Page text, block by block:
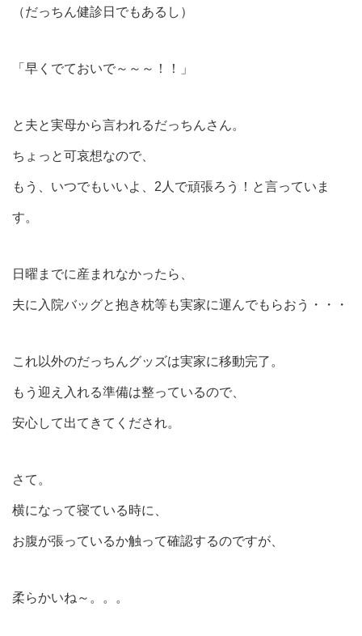
（だっちん健診日でもあるし）
「早くでておいで～～～！！」
と夫と実母から言われるだっちんさん。
ちょっと可哀想なので、
もう、いつでもいいよ、2人で頑張ろう！と言っていま
す。
日曜までに産まれなかったら、
夫に入院バッグと抱き枕等も実家に運んでもらおう・・・
これ以外のだっちんグッズは実家に移動完了。
もう迎え入れる準備は整っているので、
安心して出てきてくだされ。
さて。
横になって寝ている時に、
お腹が張っているか触って確認するのですが、
柔らかいね～。。。